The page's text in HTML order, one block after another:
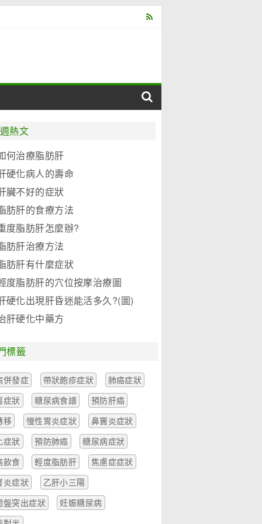
熱文
何治療脂肪肝
硬化病人的壽命
臟不好的症狀
肪肝的食療方法
度脂肪肝怎麼辦?
肪肝治療方法
肪肝有什麼症狀
度脂肪肝的穴位按摩治療圖
硬化出現肝昏迷能活多久?(圖)
肝硬化中藥方
標籤
併發症 帶狀皰疹症狀
肺癌症狀
症狀
糖尿病食譜
預防肝癌
移
慢性胃炎症狀
鼻竇炎症狀
症狀
預防肺癌
糖尿病症狀
飲食
輕度脂肪肝
焦慮症症狀
炎症狀
乙肝小三陽
盤突出症狀
妊娠糖尿病